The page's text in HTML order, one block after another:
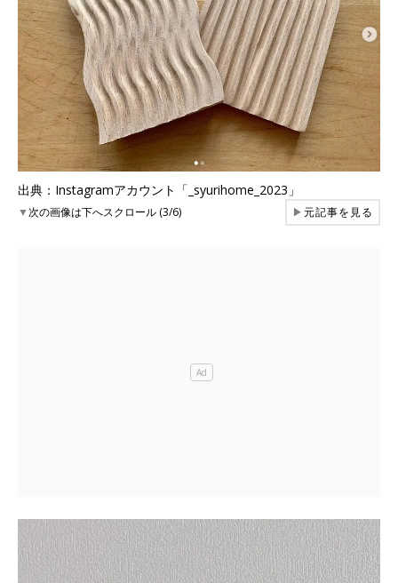
出典：Instagramアカウント「_syurihome_2023」
▼次の画像は下へスクロール (3/6) ▶元記事を見る